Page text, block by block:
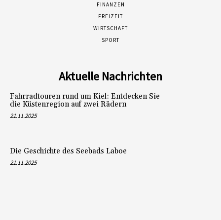
FINANZEN
FREIZEIT
WIRTSCHAFT
SPORT
Aktuelle Nachrichten
Fahrradtouren rund um Kiel: Entdecken Sie
die Küstenregion auf zwei Rädern
21.11.2025
Die Geschichte des Seebads Laboe
21.11.2025